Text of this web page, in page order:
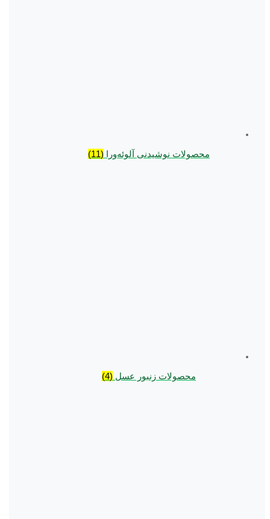
محصولات نوشیدنی آلوئه‌ورا (11)
محصولات زنبور عسل (4)